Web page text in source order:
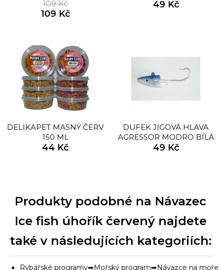
BEZOLOVNATÝ
109 Kč
109 Kč
49 Kč
DELIKAPET MASNÝ ČERV
150 ML
44 Kč
DUFEK JIGOVÁ HLAVA
AGRESSOR MODRO BÍLÁ
49 Kč
Produkty podobné na Návazec
Ice fish úhořík červený najdete
také v následujících kategoriích:
Rybářské programy Mořský program Návazce na moře